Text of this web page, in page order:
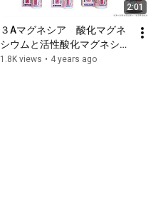
2:01
３Aマグネシア　酸化マグネ
シウムと活性酸化マグネシウ
ムについて
1.8K views • 4 years ago